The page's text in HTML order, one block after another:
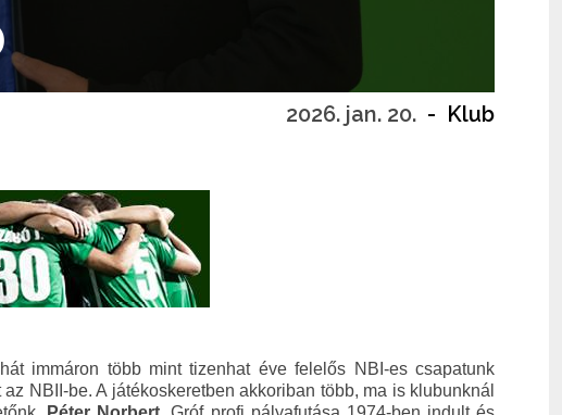
2026. jan. 20. - Klub
immáron több mint tizenhat éve felelős NBI-es csapatunk
NBII-be. A játékoskeretben akkoriban több, ma is klubunknál